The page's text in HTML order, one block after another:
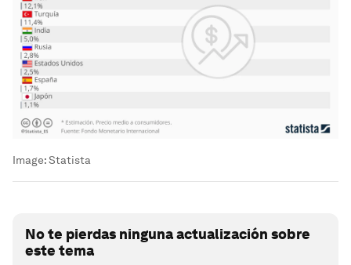
Image:Statista
No te pierdas ninguna actualización sobre
este tema